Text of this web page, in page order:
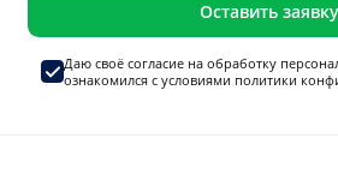
Оставить заявку
Даю своё согласие на обработку
ознакомился с условиями политики